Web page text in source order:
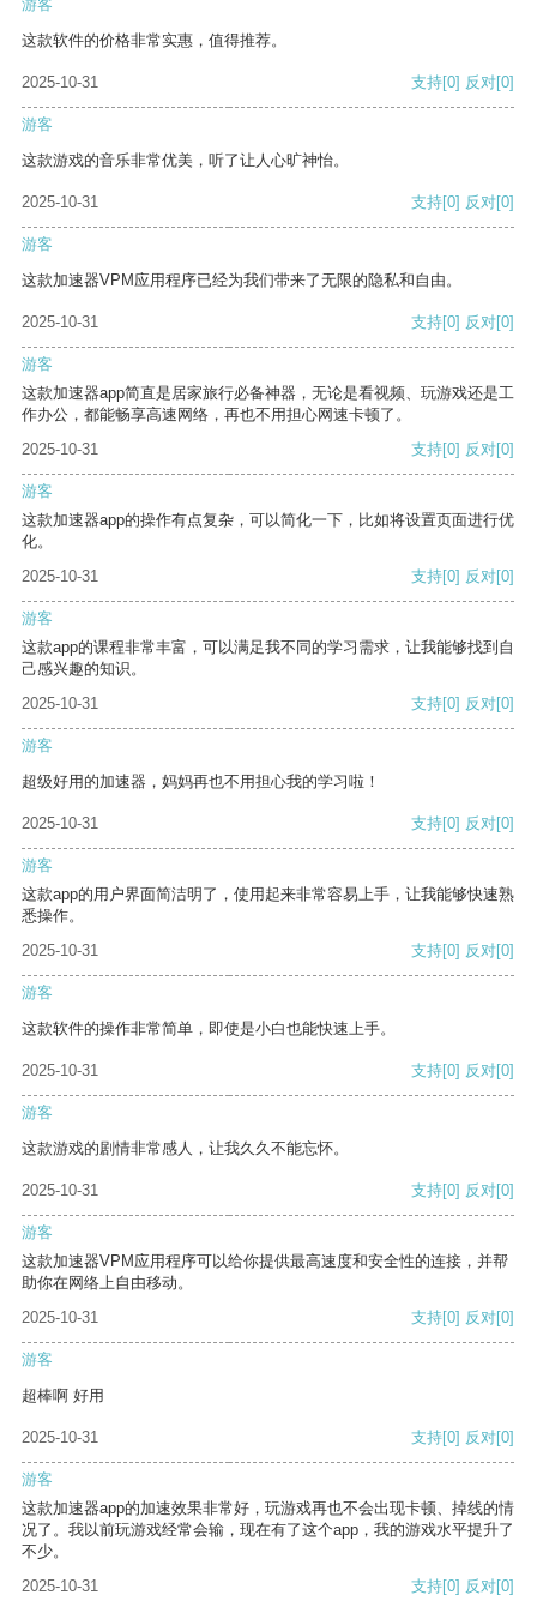
游客
这款软件的价格非常实惠，值得推荐。
2025-10-31 支持[0] 反对[0]
游客
这款游戏的音乐非常优美，听了让人心旷神怡。
2025-10-31 支持[0] 反对[0]
游客
这款加速器VPM应用程序已经为我们带来了无限的隐私和自由。
2025-10-31 支持[0] 反对[0]
游客
这款加速器app简直是居家旅行必备神器，无论是看视频、玩游戏还是工
作办公，都能畅享高速网络，再也不用担心网速卡顿了。
2025-10-31
支持[0] 反对[0]
游客
这款加速器app的操作有点复杂，可以简化一下，比如将设置页面进行优
化。
2025-10-31
支持[0] 反对[0]
游客
这款app的课程非常丰富，可以满足我不同的学习需求，让我能够找到自
己感兴趣的知识。
2025-10-31
支持[0] 反对[0]
游客
超级好用的加速器，妈妈再也不用担心我的学习啦！
2025-10-31 支持[0] 反对[0]
游客
这款app的用户界面简洁明了，使用起来非常容易上手，让我能够快速熟
悉操作。
2025-10-31
支持[0] 反对[0]
游客
这款软件的操作非常简单，即使是小白也能快速上手。
2025-10-31 支持[0] 反对[0]
游客
这款游戏的剧情非常感人，让我久久不能忘怀。
2025-10-31 支持[0] 反对[0]
游客
这款加速器VPM应用程序可以给你提供最高速度和安全性的连接，并帮
助你在网络上自由移动。
2025-10-31
支持[0] 反对[0]
游客
超棒啊 好用
2025-10-31 支持[0] 反对[0]
游客
这款加速器app的加速效果非常好，玩游戏再也不会出现卡顿、掉线的情
况了。我以前玩游戏经常会输，现在有了这个app，我的游戏水平提升了
不少。
2025-10-31
支持[0] 反对[0]